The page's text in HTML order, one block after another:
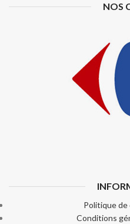
NOS
Politique
Conditions